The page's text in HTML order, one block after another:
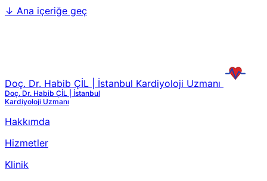
↓ Ana içeriğe geç
Doç. Dr. Habib ÇİL | İstanbul Kardiyoloji Uzmanı
Doç. Dr. Habib ÇİL | İstanbul
Kardiyoloji Uzmanı
Hakkımda
Hizmetler
Klinik